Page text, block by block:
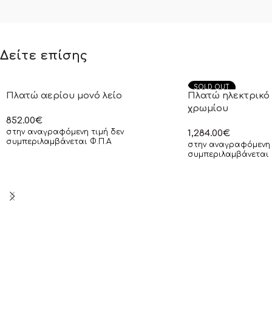
Δείτε επίσης
Πλατώ αερίου μονό λείο
852.00€
στην αναγραφόμενη τιμή δεν
συμπεριλαμβάνεται Φ.Π.Α
SOLD OUT
Πλατώ ηλεκτρικό
χρωμίου
1,284.00€
στην αναγραφόμενη